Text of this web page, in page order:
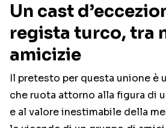
Un cast
regista turco, tra
amicizie
Il pretesto per questa unione è
che ruota attorno alla figura di
e al valore inestimabile della